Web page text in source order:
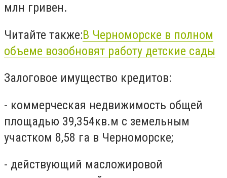
млн гривен.
Читайте также:В Черноморске в полном
объеме возобновят работу детские сады
Залоговое имущество кредитов:
- коммерческая недвижимость общей
площадью 39,354кв.м с земельным
участком 8,58 га в Черноморске;
- действующий масложировой